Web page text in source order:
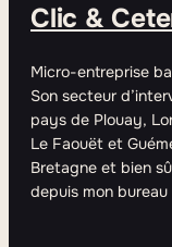
Clic &
Micro-entreprise
Son secteur
pays de Plouay,
Le Faouët et
Bretagne et bien
depuis mon bureau